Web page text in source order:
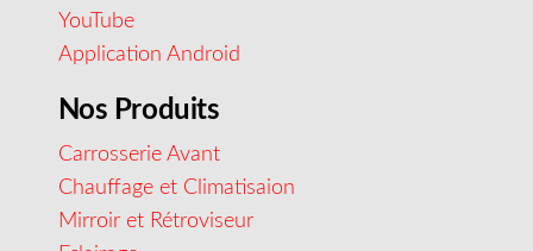
YouTube
Application Android
Nos Produits
Carrosserie Avant
Chauffage et Climatisaion
Mirroir et Rétroviseur